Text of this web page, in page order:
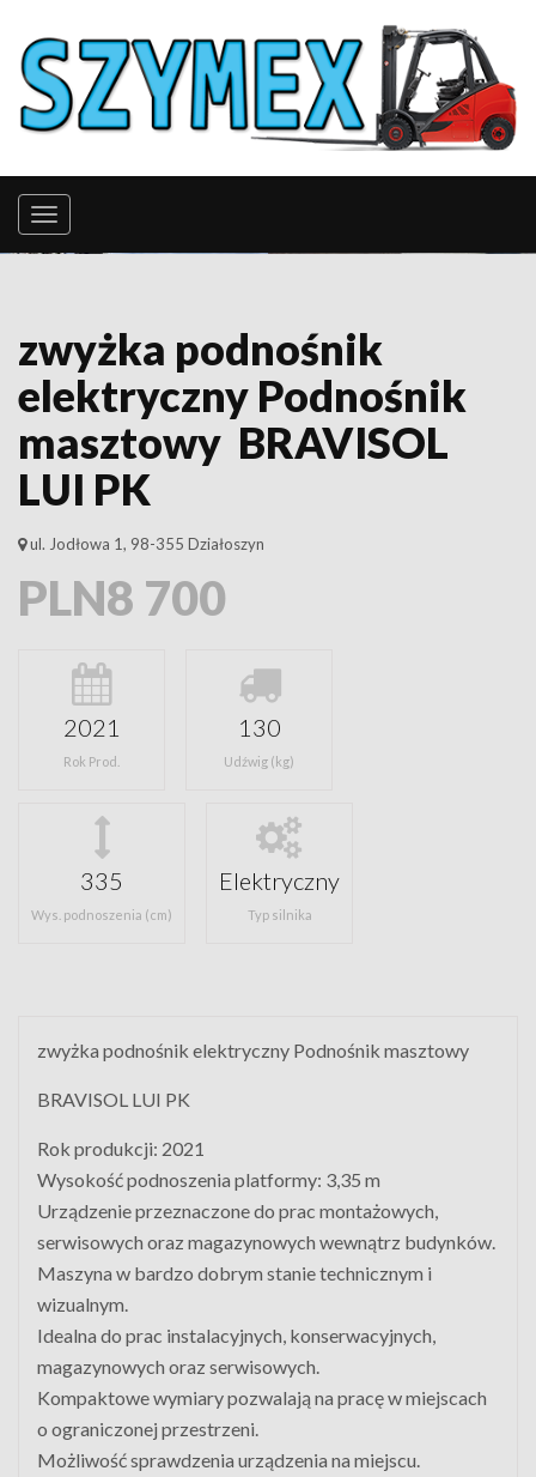
zwyżka podnośnik
elektryczny Podnośnik
masztowy BRAVISOL
LUI PK
ul. Jodłowa 1, 98-355 Działoszyn
PLN8 700
2021
Rok Prod.
130
Udźwig (kg)
335
Wys. podnoszenia (cm)
Elektryczny
Typ silnika
zwyżka podnośnik elektryczny Podnośnik masztowy
BRAVISOL LUI PK
Rok produkcji: 2021
Wysokość podnoszenia platformy: 3,35 m
Urządzenie przeznaczone do prac montażowych,
serwisowych oraz magazynowych wewnątrz budynków.
Maszyna w bardzo dobrym stanie technicznym i
wizualnym.
Idealna do prac instalacyjnych, konserwacyjnych,
magazynowych oraz serwisowych.
Kompaktowe wymiary pozwalają na pracę w miejscach
o ograniczonej przestrzeni.
Możliwość sprawdzenia urządzenia na miejscu.